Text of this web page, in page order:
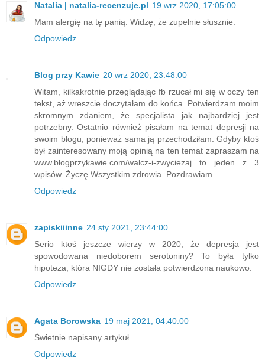
Natalia | natalia-recenzuje.pl 19 wrz 2020, 17:05:00
Mam alergię na tę panią. Widzę, że zupełnie słusznie.
Odpowiedz
Blog przy Kawie 20 wrz 2020, 23:48:00
Witam, kilkakrotnie przeglądając fb rzucał mi się w oczy ten
tekst, aż wreszcie doczytałam do końca. Potwierdzam moim
skromnym zdaniem, że specjalista jak najbardziej jest
potrzebny. Ostatnio również pisałam na temat depresji na
swoim blogu, ponieważ sama ją przechodziłam. Gdyby ktoś
był zainteresowany moją opinią na ten temat zapraszam na
www.blogprzykawie.com/walcz-i-zwyciezaj to jeden z 3
wpisów. Życzę Wszystkim zdrowia. Pozdrawiam.
Odpowiedz
zapiskiiinne 24 sty 2021, 23:44:00
Serio ktoś jeszcze wierzy w 2020, że depresja jest
spowodowana niedoborem serotoniny? To była tylko
hipoteza, która NIGDY nie została potwierdzona naukowo.
Odpowiedz
Agata Borowska 19 maj 2021, 04:40:00
Świetnie napisany artykuł.
Odpowiedz